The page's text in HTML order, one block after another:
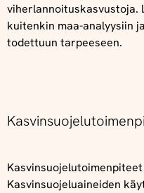
viherlannoituskasvustoja.
kuitenkin maa-analyysiin
todettuun tarpeeseen.
Kasvinsuojeluaineiden